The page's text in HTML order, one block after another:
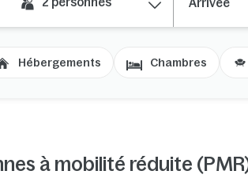
Hébergements Chambres
à mobilité réduite